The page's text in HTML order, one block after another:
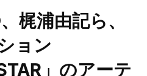
梶浦由記ら、
ョン
」のアーテ